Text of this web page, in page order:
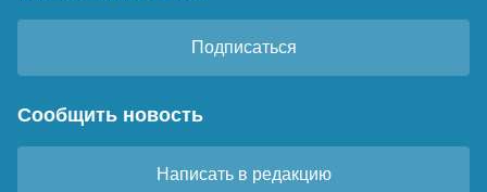
Подписаться
Сообщить новость
Написать в редакцию